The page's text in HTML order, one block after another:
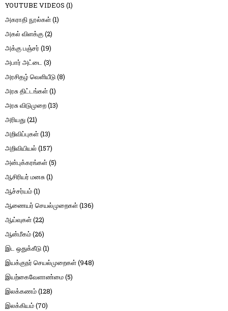
YOUTUBE VIDEOS (1)
அகராதி நூல்கள்(1)
அகல் விளக்கு(2)
அக்கு பஞ்சர் (19)
அபார் அட்டை (3)
அரசிதழ் வெளியீடு(8)
அரசு திட்டங்கள்(1)
அரசு விடுமுறை(13)
அரியது(21)
அறிவிப்புகள்(13)
அறிவியியல் (157)
அன்புக்கரங்கள்(5)
ஆசிரியர் மனசு(1)
ஆச்சர்யம்(1)
ஆணையர் செயல்முறைகள்(136)
ஆய்வுகள்(22)
ஆன்மீகம்(26)
இட ஒதுக்கீடு(1)
இயக்குநர் செயல்முறைகள்(948)
இயற்கைவேளாண்மை(5)
இலக்கணம்(128)
இலக்கியம்(70)